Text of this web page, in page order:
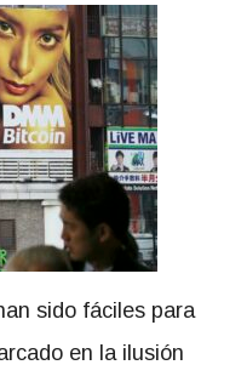
sido fáciles para
en la ilusión